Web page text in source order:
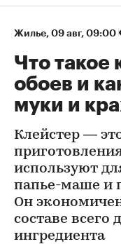
Жилье 09 авг, 09:00
Что такое
обоев и
муки и
Клейстер —
используют
папье-маше и
Он
составе всего
ингредиента